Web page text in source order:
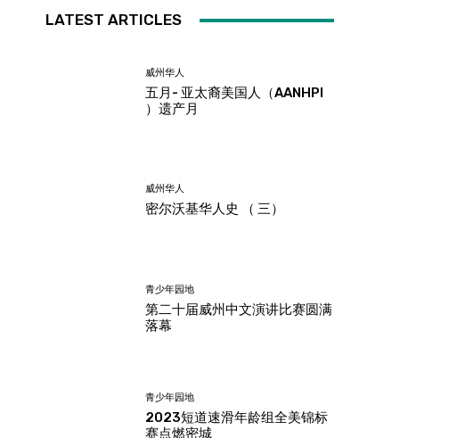
LATEST ARTICLES
威州华人
五月- 亚太裔美国人（AANHPI
）遗产月
威州华人
密尔沃基华人史 （ 三）
青少年园地
第二十届威州中文演讲比赛圆满
落幕
青少年园地
2023短道速滑年龄组全美锦标
赛点燃密城